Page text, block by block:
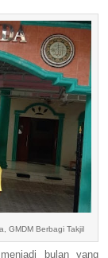
GMDM Berbagi Takjil
bulan yang